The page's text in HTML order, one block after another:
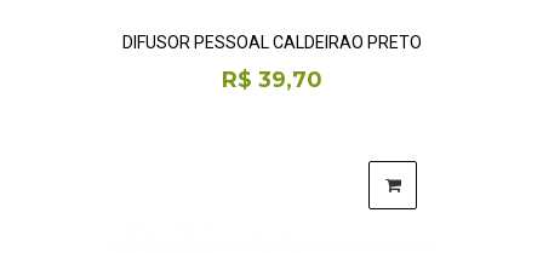
DIFUSOR PESSOAL CALDEIRÃO PRETO
R$ 39,70